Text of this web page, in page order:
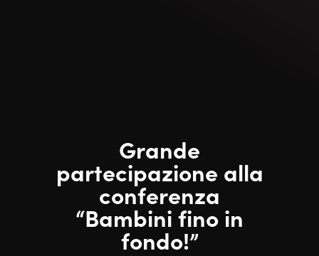
Grande
partecipazione alla
conferenza
“Bambini fino in
fondo!”